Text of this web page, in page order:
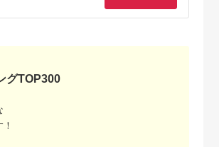
ふるなび
）有効期
ル発
子連れ
店頭 オ
ト 電話
5.0
出典：ふるなび
（15,000円分） 有効
期間3年（Eメール発
出典：ふるな
グTOP300